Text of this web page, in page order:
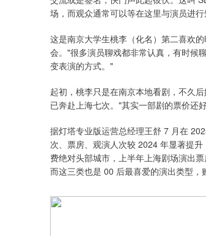
场，而观众通常可以等在这里与演员进行
这是南京大学生桃李（化名）第二喜欢
会。"很多演员聊戏都非常认真，有时候
变表演的方式。"
起初，桃李只是在南京本地看剧，不久
已奔赴上海七次。"其实一部剧的票价还
据灯塔专业版运营总经理王舒 7 月在
次、票房、观演人次较 2024 年显著提
费绝对头部城市，上半年上海剧场演出
而这三类也是 00 后最喜爱的演出类型，